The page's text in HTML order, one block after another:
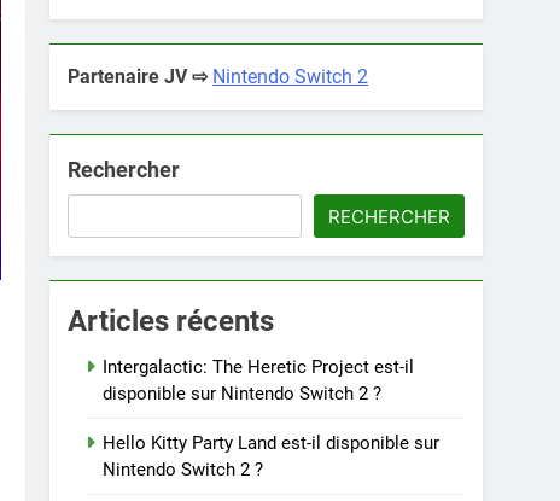
Partenaire JV ⇨ Nintendo Switch 2
Rechercher
RECHERCHER
Articles récents
Intergalactic: The Heretic Project est-il
disponible sur Nintendo Switch 2 ?
Hello Kitty Party Land est-il disponible sur
Nintendo Switch 2 ?